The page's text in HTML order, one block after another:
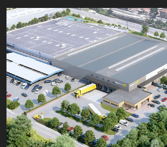
Entrepôt Poste Immo à
2020